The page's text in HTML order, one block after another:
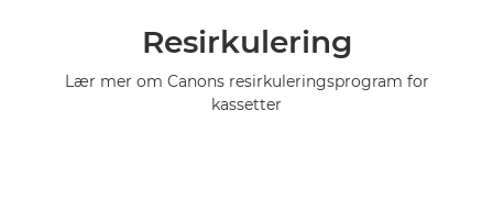
Resirkulering
Lær mer om Canons resirkuleringsprogram for
kassetter